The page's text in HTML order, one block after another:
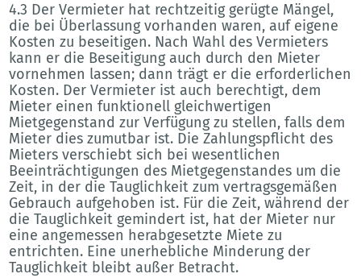
4.3 Der Vermieter hat rechtzeitig gerügte Mängel,
die bei Überlassung vorhanden waren, auf eigene
Kosten zu beseitigen. Nach Wahl des Vermieters
kann er die Beseitigung auch durch den Mieter
vornehmen lassen; dann trägt er die erforderlichen
Kosten. Der Vermieter ist auch berechtigt, dem
Mieter einen funktionell gleichwertigen
Mietgegenstand zur Verfügung zu stellen, falls dem
Mieter dies zumutbar ist. Die Zahlungspflicht des
Mieters verschiebt sich bei wesentlichen
Beeinträchtigungen des Mietgegenstandes um die
Zeit, in der die Tauglichkeit zum vertragsgemäßen
Gebrauch aufgehoben ist. Für die Zeit, während der
die Tauglichkeit gemindert ist, hat der Mieter nur
eine angemessen herabgesetzte Miete zu
entrichten. Eine unerhebliche Minderung der
Tauglichkeit bleibt außer Betracht.